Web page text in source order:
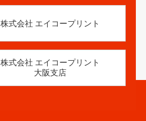
株式会社 エイコープリント
株式会社 エイコープリント
大阪支店